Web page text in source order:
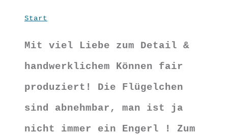
Start
Mit viel Liebe zum Detail &
handwerklichem Können fair
produziert! Die Flügelchen
sind abnehmbar, man ist ja
nicht immer ein Engerl ! Zum